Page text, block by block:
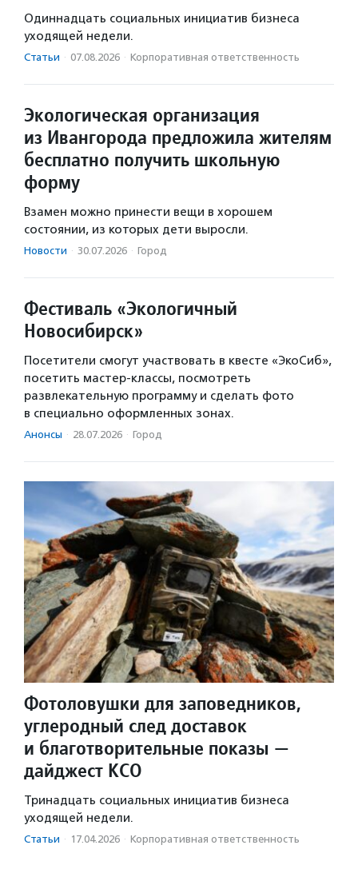
Одиннадцать социальных инициатив бизнеса
уходящей недели.
Статьи · 07.08.2026 · Корпоративная ответственность
Экологическая организация
из Ивангорода предложила жителям
бесплатно получить школьную
форму
Взамен можно принести вещи в хорошем
состоянии, из которых дети выросли.
Новости · 30.07.2026 · Город
Фестиваль «Экологичный
Новосибирск»
Посетители смогут участвовать в квесте «ЭкоСиб»,
посетить мастер-классы, посмотреть
развлекательную программу и сделать фото
в специально оформленных зонах.
Анонсы · 28.07.2026 · Город
Фотоловушки для заповедников,
углеродный след доставок
и благотворительные показы —
дайджест КСО
Тринадцать социальных инициатив бизнеса
уходящей недели.
Статьи · 17.04.2026 · Корпоративная ответственность